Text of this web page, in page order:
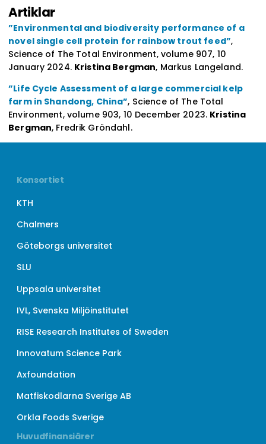
Artiklar
”Environmental and biodiversity performance of a
novel single cell protein for rainbow trout feed”,
Science of The Total Environment, volume 907, 10
January 2024. Kristina Bergman, Markus Langeland.
”Life Cycle Assessment of a large commercial kelp
farm in Shandong, China”, Science of The Total
Environment, volume 903, 10 December 2023. Kristina
Bergman, Fredrik Gröndahl.
Konsortiet
KTH
Chalmers
Göteborgs universitet
SLU
Uppsala universitet
IVL, Svenska Miljöinstitutet
RISE Research Institutes of Sweden
Innovatum Science Park
Axfoundation
Matfiskodlarna Sverige AB
Orkla Foods Sverige
Huvudfinansiärer